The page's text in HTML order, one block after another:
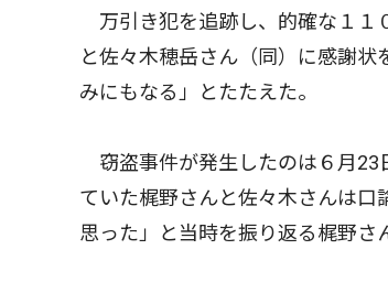
万引き犯を追跡し、的確な１１
と佐々木穂岳さん（同）に感謝
みにもなる」とたたえた。
窃盗事件が発生したのは６月23
ていた梶野さんと佐々木さんは口
思った」と当時を振り返る梶野さ